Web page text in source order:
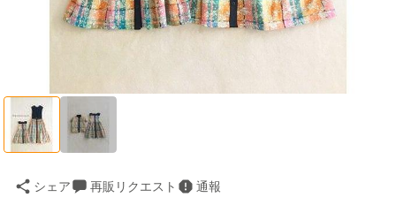
シェア 再販リクエスト 通報